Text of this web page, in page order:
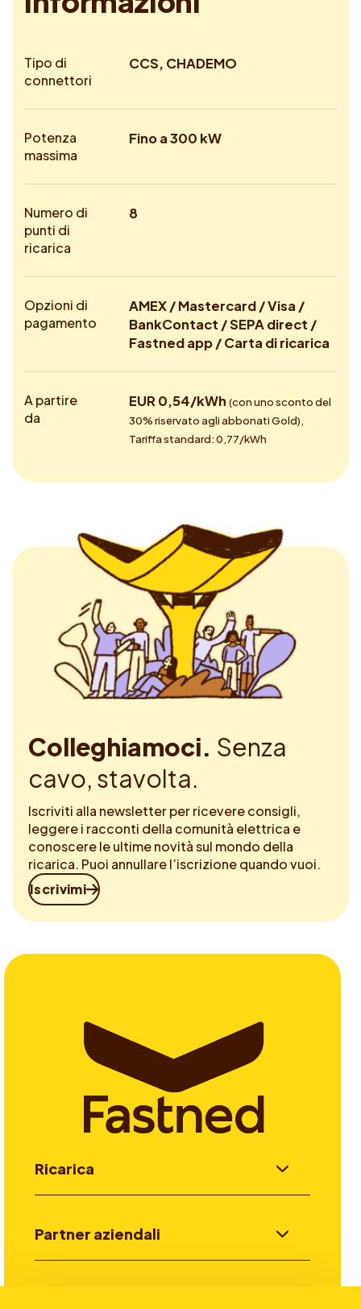
Tipo di
connettori
CCS, CHADEMO
Potenza
massima
Fino a 300 kW
Numero di
punti di
ricarica
8
Opzioni di
pagamento
AMEX / Mastercard / Visa /
BankContact / SEPA direct /
Fastned app / Carta di ricarica
A partire
da
EUR 0,54/kWh (con uno sconto del
30% riservato agli abbonati Gold),
Tariffa standard: 0,77/kWh
Colleghiamoci. Senza
cavo, stavolta.
Iscriviti alla newsletter per ricevere consigli,
leggere i racconti della comunità elettrica e
conoscere le ultime novità sul mondo della
ricarica. Puoi annullare l’iscrizione quando vuoi.
Iscrivimi
Ricarica
Partner aziendali